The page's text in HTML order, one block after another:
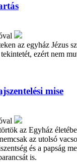
az egyház Jézus
ezért nem
mise
az Egyház
az utolsó
és a papság
is.